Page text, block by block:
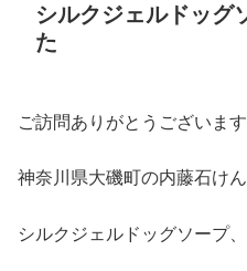
シルクジェルドッグ
た
ご訪問ありがとうございます
神奈川県大磯町の内藤石けん
シルクジェルドッグソープ